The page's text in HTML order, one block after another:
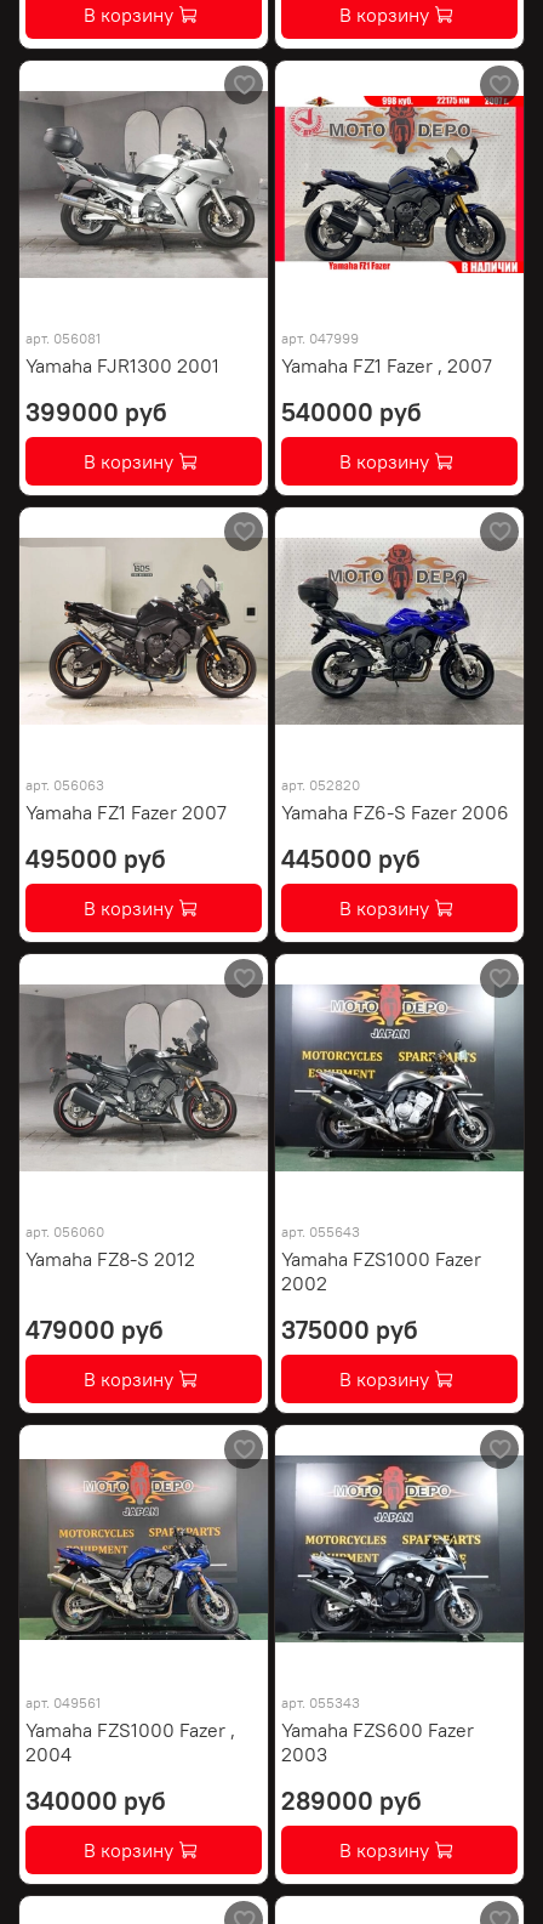
В корзину В корзину
арт. 056081
Yamaha FJR1300 2001
399000 руб
В корзину
арт. 047999
Yamaha FZ1 Fazer , 2007
540000 руб
В корзину
арт. 056063
Yamaha FZ1 Fazer 2007
495000 руб
В корзину
арт. 052820
Yamaha FZ6-S Fazer 2006
445000 руб
В корзину
арт. 056060
Yamaha FZ8-S 2012
479000 руб
В корзину
арт. 055643
Yamaha FZS1000 Fazer
2002
375000 руб
В корзину
арт. 049561
Yamaha FZS1000 Fazer ,
2004
340000 руб
В корзину
арт. 055343
Yamaha FZS600 Fazer
2003
289000 руб
В корзину